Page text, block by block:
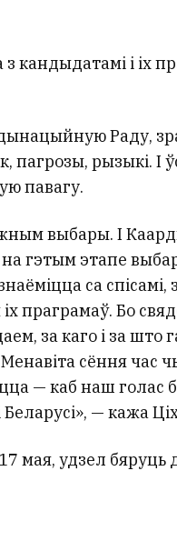
кандыдатамі і іх
Раду,
пагрозы, рызыкі. І
павагу.
выбары. І
гэтым этапе
са спісамі,
праграмаў. Бо
за каго і за што
сёння час
— каб наш голас
— кажа
мая, удзел бяруць